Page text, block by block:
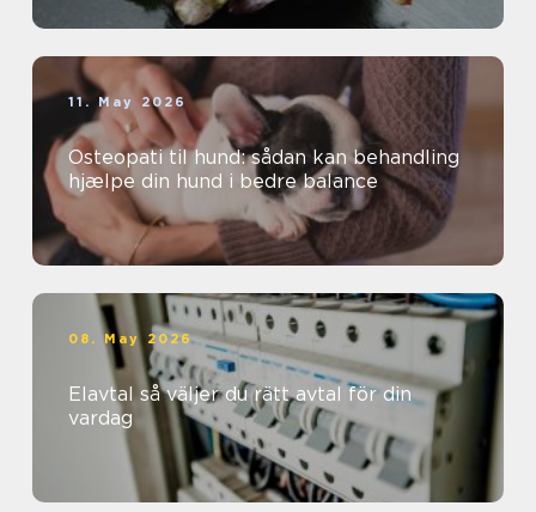
11. May 2026
Osteopati til hund: sådan kan behandling
hjælpe din hund i bedre balance
08. May 2026
Elavtal så väljer du rätt avtal för din
vardag